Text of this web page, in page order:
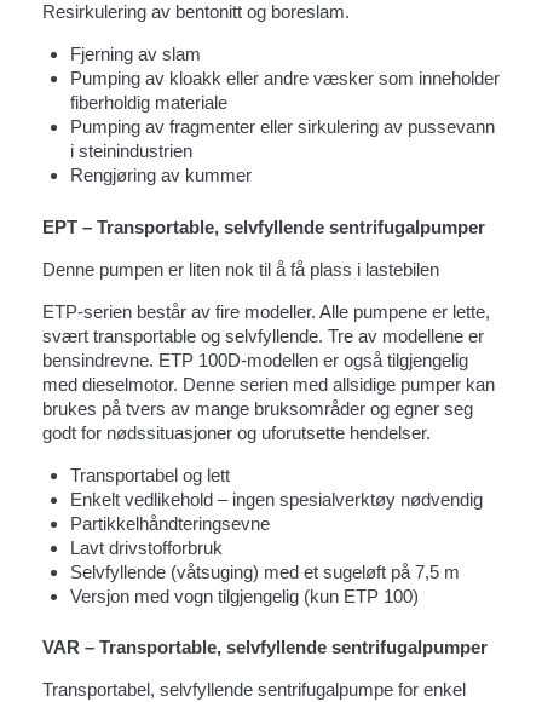
Resirkulering av bentonitt og boreslam.
Fjerning av slam
Pumping av kloakk eller andre væsker som inneholder
fiberholdig materiale
Pumping av fragmenter eller sirkulering av pussevann
i steinindustrien
Rengjøring av kummer
EPT – Transportable, selvfyllende sentrifugalpumper
Denne pumpen er liten nok til å få plass i lastebilen
ETP-serien består av fire modeller. Alle pumpene er lette,
svært transportable og selvfyllende. Tre av modellene er
bensindrevne. ETP 100D-modellen er også tilgjengelig
med dieselmotor. Denne serien med allsidige pumper kan
brukes på tvers av mange bruksområder og egner seg
godt for nødssituasjoner og uforutsette hendelser.
Transportabel og lett
Enkelt vedlikehold – ingen spesialverktøy nødvendig
Partikkelhåndteringsevne
Lavt drivstofforbruk
Selvfyllende (våtsuging) med et sugeløft på 7,5 m
Versjon med vogn tilgjengelig (kun ETP 100)
VAR – Transportable, selvfyllende sentrifugalpumper
Transportabel, selvfyllende sentrifugalpumpe for enkel